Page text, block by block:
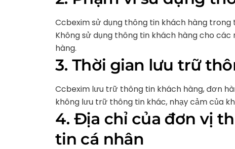
Ccbexim sử dụng thông tin khách hàng
Không sử dụng thông tin khách hàng cho
hàng.
3. Thời gian lưu trữ
Ccbexim lưu trữ thông tin khách hàng, đơn
không lưu trữ thông tin khác, nhạy cảm của
4. Địa chỉ của đơn vị
tin cá nhân